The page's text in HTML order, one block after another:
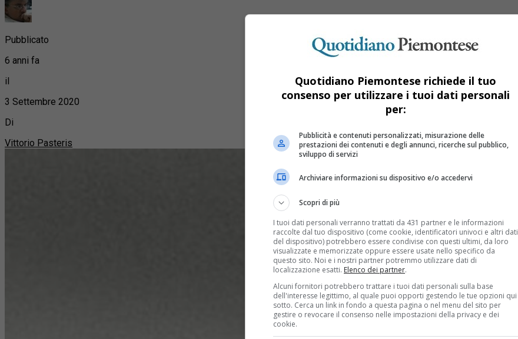
Pubblicato
6 anni fa
il
3 Settembre 2020
Di
Vittorio Pasteris
Quotidiano Piemontese richiede il tuo
consenso per utilizzare i tuoi dati personali
per:
Pubblicità e contenuti personalizzati, misurazione delle
prestazioni dei contenuti e degli annunci, ricerche sul pubblico,
sviluppo di servizi
Archiviare informazioni su dispositivo e/o accedervi
Scopri di più
I tuoi dati personali verranno trattati da 431 partner e le informazioni
raccolte dal tuo dispositivo (come cookie, identificatori univoci e altri dati
del dispositivo) potrebbero essere condivise con questi ultimi, da loro
visualizzate e memorizzate oppure essere usate nello specifico da
questo sito. Noi e i nostri partner potremmo utilizzare dati di
localizzazione esatti. Elenco dei partner.
Alcuni fornitori potrebbero trattare i tuoi dati personali sulla base
dell'interesse legittimo, al quale puoi opporti gestendo le tue opzioni qui
sotto. Cerca un link in fondo a questa pagina o nel menu del sito per
gestire o revocare il consenso nelle impostazioni della privacy e dei
cookie.